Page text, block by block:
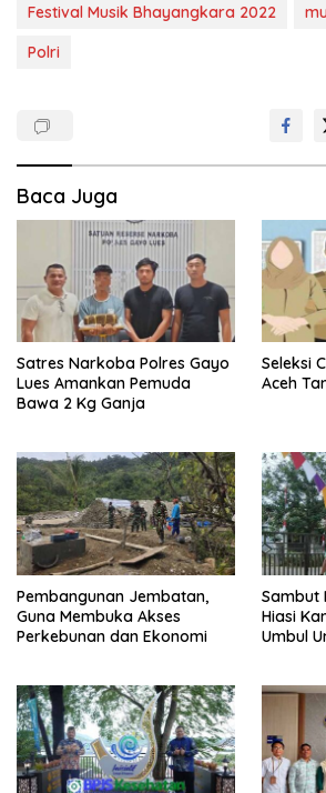
Festival Musik Bhayangkara 2022
Polri
Baca Juga
Satres Narkoba Polres Gayo
Lues Amankan Pemuda
Bawa 2 Kg Ganja
Seleksi
Aceh
Pembangunan Jembatan,
Guna Membuka Akses
Perkebunan dan Ekonomi
Sambut
Hiasi
Umbul